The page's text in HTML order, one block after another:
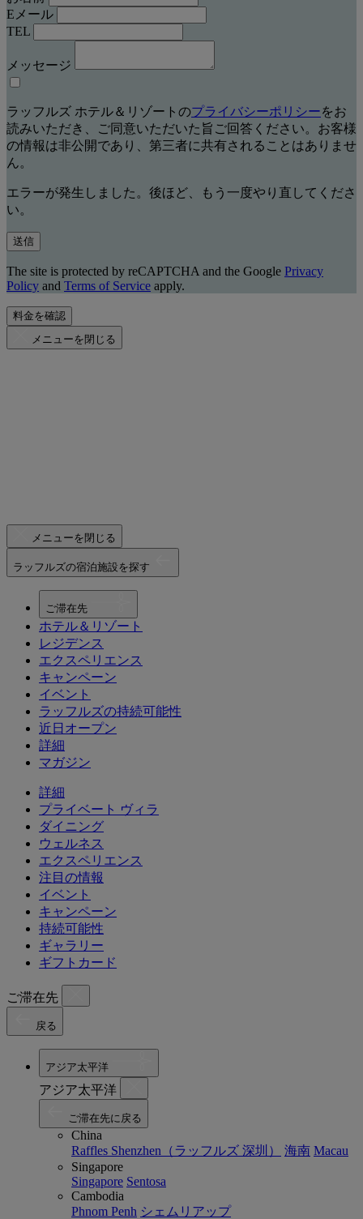
Eメール
TEL
メッセージ
ラッフルズ ホテル＆リゾートのプライバシーポリシーをお
読みいただき、ご同意いただいた旨ご回答ください。お客様
の情報は非公開であり、第三者に共有されることはありませ
ん。
エラーが発生しました。後ほど、もう一度やり直してくださ
い。
送信
The site is protected by reCAPTCHA and the Google Privacy
Policy and Terms of Service apply.
料金を確認
メニューを閉じる
メニューを閉じる
ラッフルズの宿泊施設を探す
ご滞在先
ホテル＆リゾート
レジデンス
エクスペリエンス
キャンペーン
イベント
ラッフルズの持続可能性
近日オープン
詳細
マガジン
詳細
プライベート ヴィラ
ダイニング
ウェルネス
エクスペリエンス
注目の情報
イベント
キャンペーン
持続可能性
ギャラリー
ギフトカード
ご滞在先
戻る
アジア太平洋
アジア太平洋
ご滞在先に戻る
China
Raffles Shenzhen（ラッフルズ 深圳）
海南 Macau
Singapore
Singapore Sentosa
Cambodia
Phnom Penh シェムリアップ